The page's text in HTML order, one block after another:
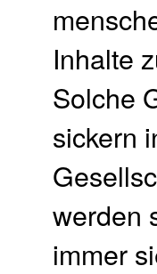
Inhalte
Solche
sickern
werden
immer